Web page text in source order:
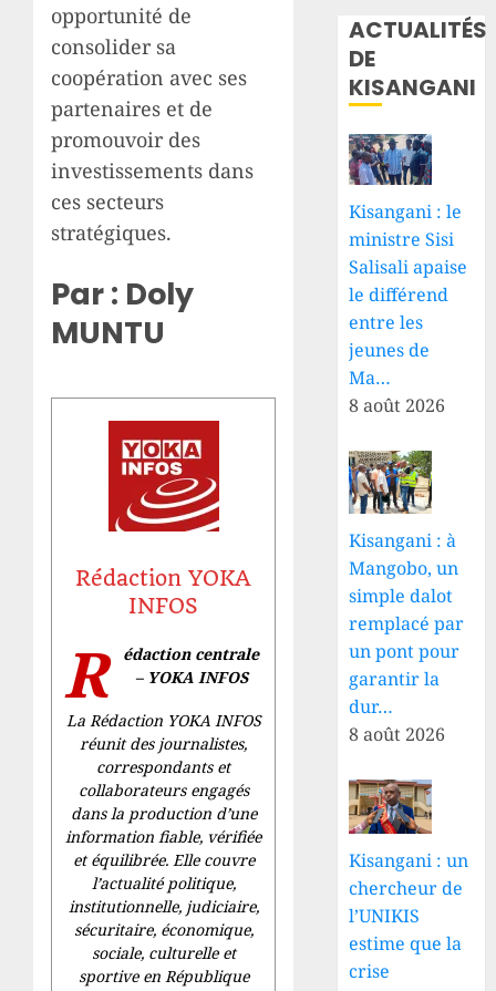
opportunité de
consolider sa
coopération avec ses
partenaires et de
promouvoir des
investissements dans
ces secteurs
stratégiques.
Par : Doly
MUNTU
Rédaction YOKA
INFOS
R
édaction centrale
– YOKA INFOS
La Rédaction YOKA INFOS
réunit des journalistes,
correspondants et
collaborateurs engagés
dans la production d’une
information fiable, vérifiée
et équilibrée. Elle couvre
l’actualité politique,
institutionnelle, judiciaire,
sécuritaire, économique,
sociale, culturelle et
sportive en République
ACTUALITÉS
DE
KISANGANI
Kisangani : le
ministre Sisi
Salisali apaise
le différend
entre les
jeunes de
Ma…
8 août 2026
Kisangani : à
Mangobo, un
simple dalot
remplacé par
un pont pour
garantir la
dur…
8 août 2026
Kisangani : un
chercheur de
l’UNIKIS
estime que la
crise